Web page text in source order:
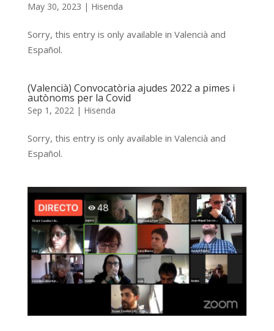
May 30, 2023 | Hisenda
Sorry, this entry is only available in Valencià and
Español.
(Valencià) Convocatòria ajudes 2022 a pimes i
autònoms per la Covid
Sep 1, 2022 | Hisenda
Sorry, this entry is only available in Valencià and
Español.